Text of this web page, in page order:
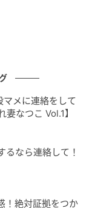
レビ系にて7月
元記事で読む
上愛、妹“安”早
メに連絡をして
なつこ Vol.1】
なら連絡して！
！絶対証拠をつか